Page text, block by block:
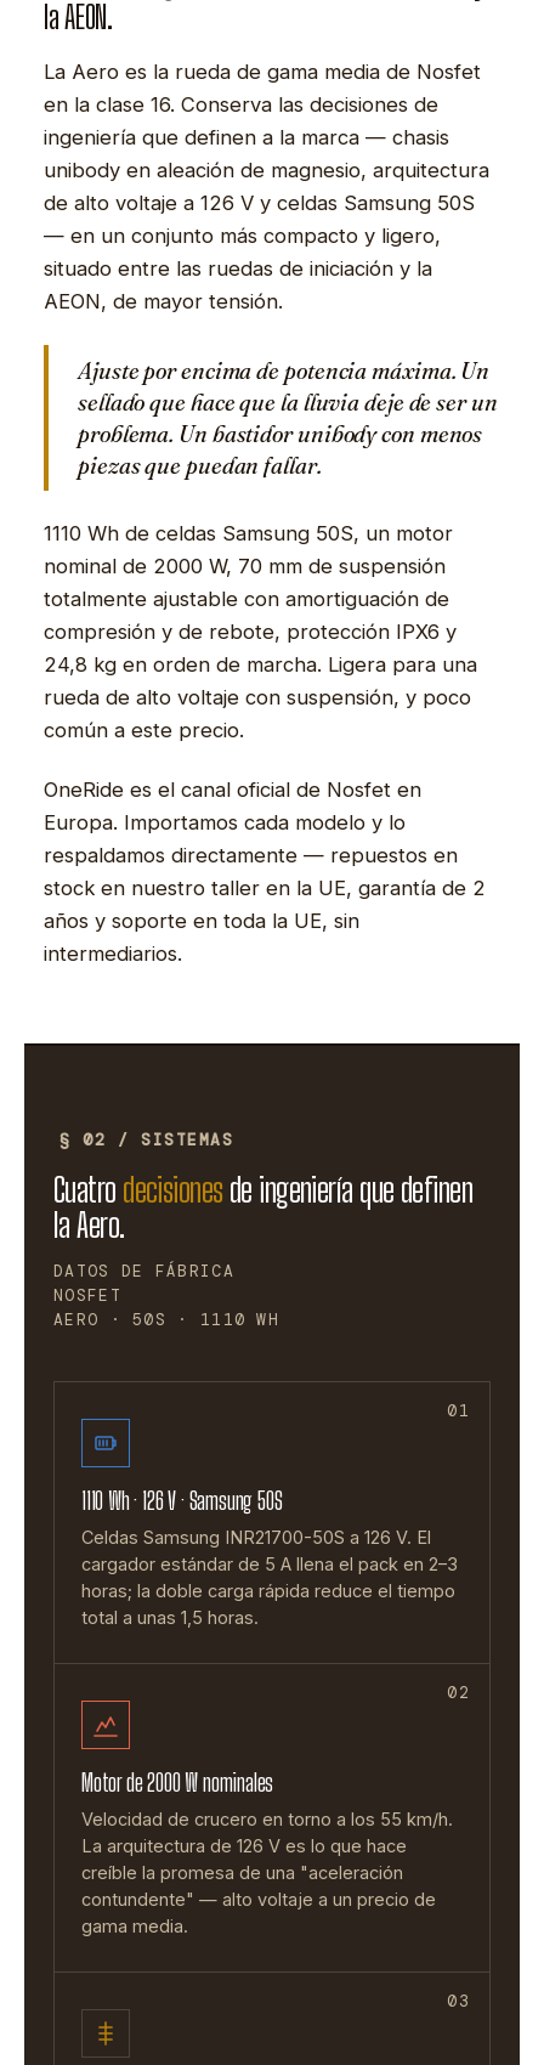
la AEON.
La Aero es la rueda de gama media de Nosfet
en la clase 16. Conserva las decisiones de
ingeniería que definen a la marca — chasis
unibody en aleación de magnesio, arquitectura
de alto voltaje a 126 V y celdas Samsung 50S
— en un conjunto más compacto y ligero,
situado entre las ruedas de iniciación y la
AEON, de mayor tensión.
Ajuste por encima de potencia máxima. Un
sellado que hace que la lluvia deje de ser un
problema. Un bastidor unibody con menos
piezas que puedan fallar.
1110 Wh de celdas Samsung 50S, un motor
nominal de 2000 W, 70 mm de suspensión
totalmente ajustable con amortiguación de
compresión y de rebote, protección IPX6 y
24,8 kg en orden de marcha. Ligera para una
rueda de alto voltaje con suspensión, y poco
común a este precio.
OneRide es el canal oficial de Nosfet en
Europa. Importamos cada modelo y lo
respaldamos directamente — repuestos en
stock en nuestro taller en la UE, garantía de 2
años y soporte en toda la UE, sin
intermediarios.
§ 02 / SISTEMAS
Cuatro decisiones de ingeniería que definen
la Aero.
DATOS DE FÁBRICA
NOSFET
AERO · 50S · 1110 WH
01
1110 Wh · 126 V · Samsung 50S
Celdas Samsung INR21700-50S a 126 V. El
cargador estándar de 5 A llena el pack en 2–3
horas; la doble carga rápida reduce el tiempo
total a unas 1,5 horas.
02
Motor de 2000 W nominales
Velocidad de crucero en torno a los 55 km/h.
La arquitectura de 126 V es lo que hace
creíble la promesa de una "aceleración
contundente" — alto voltaje a un precio de
gama media.
03